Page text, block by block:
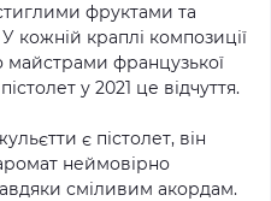
фруктами та
краплі композиції
майстрами французької
у 2021 це відчуття.
є пістолет, він
неймовірно
сміливим акордам.